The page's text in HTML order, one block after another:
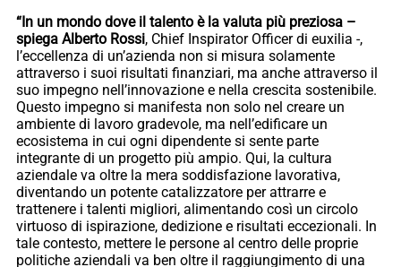
“In un mondo dove il talento è la valuta più preziosa –
spiega Alberto Rossi, Chief Inspirator Officer di euxilia -,
l’eccellenza di un’azienda non si misura solamente
attraverso i suoi risultati finanziari, ma anche attraverso il
suo impegno nell’innovazione e nella crescita sostenibile.
Questo impegno si manifesta non solo nel creare un
ambiente di lavoro gradevole, ma nell’edificare un
ecosistema in cui ogni dipendente si sente parte
integrante di un progetto più ampio. Qui, la cultura
aziendale va oltre la mera soddisfazione lavorativa,
diventando un potente catalizzatore per attrarre e
trattenere i talenti migliori, alimentando così un circolo
virtuoso di ispirazione, dedizione e risultati eccezionali. In
tale contesto, mettere le persone al centro delle proprie
politiche aziendali va ben oltre il raggiungimento di una